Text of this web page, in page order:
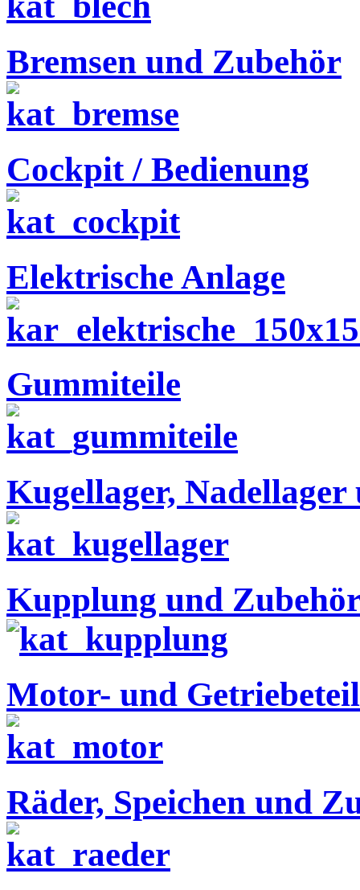
Bremsen und Zubehör
Cockpit / Bedienung
Elektrische Anlage
Gummiteile
Kugellager,
Kupplung und
Motor- und
Räder, Speichen und